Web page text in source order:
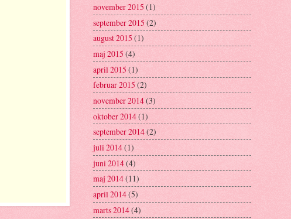
november 2015 (1)
september 2015 (2)
august 2015 (1)
maj 2015 (4)
april 2015 (1)
februar 2015 (2)
november 2014(3)
oktober 2014(1)
september 2014(2)
juli 2014(1)
juni 2014(4)
maj 2014(11)
april 2014(5)
marts 2014(4)